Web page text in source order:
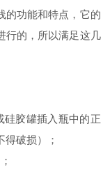
的功能和特点，它的
行的，所以满足这几
胶罐插入瓶中的正
破损）；